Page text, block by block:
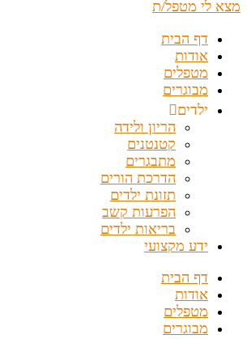
מצא לי מטפל/ת
דף הבית
אודות
מטפלים
מבוגרים
ילדים
הריון ולידה
קטנטנים
מתבגרים
הדרכת הורים
תזונת ילדים
הפרעות קשב
בריאות ילדים
ידע מקצועי
דף הבית
אודות
מטפלים
מבוגרים